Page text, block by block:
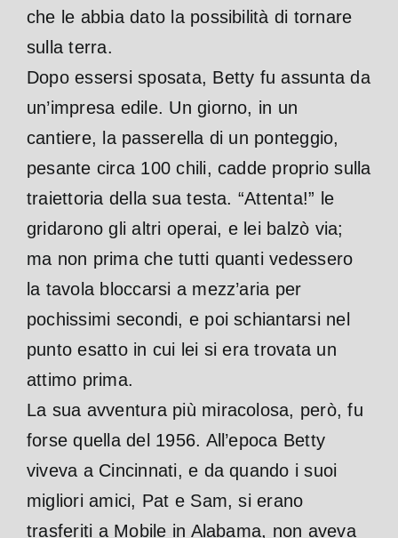
che le abbia dato la possibilità di tornare
sulla terra.
Dopo essersi sposata, Betty fu assunta da
un’impresa edile. Un giorno, in un
cantiere, la passerella di un ponteggio,
pesante circa 100 chili, cadde proprio sulla
traiettoria della sua testa. “Attenta!” le
gridarono gli altri operai, e lei balzò via;
ma non prima che tutti quanti vedessero
la tavola bloccarsi a mezz’aria per
pochissimi secondi, e poi schiantarsi nel
punto esatto in cui lei si era trovata un
attimo prima.
La sua avventura più miracolosa, però, fu
forse quella del 1956. All’epoca Betty
viveva a Cincinnati, e da quando i suoi
migliori amici, Pat e Sam, si erano
trasferiti a Mobile in Alabama, non aveva